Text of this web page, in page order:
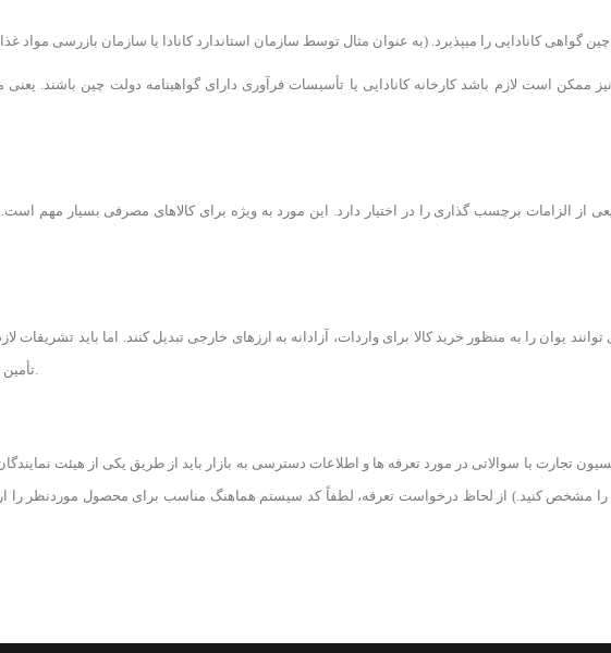
الزامات برچسب گذاری را در اختیار دارد. این مورد به ویژه برای کالاهای مصرفی بسیار مهم است.
یوان را به منظور خرید کالا برای واردات، آزادانه به ارزهای خارجی تبدیل کنند. اما باید تشریفات
تأمین بودجه واردات استفاده می شود. و انتقال به خارج از کشور برای اهداف دیگر است.
تجارت با سوالاتی در مورد تعرفه ها و اطلاعات دسترسی به بازار باید از طریق یکی از هیئت
مشخص کنید.) از لحاظ درخواست تعرفه، لطفاً کد سیستم هماهنگ مناسب برای محصول موردنظر را